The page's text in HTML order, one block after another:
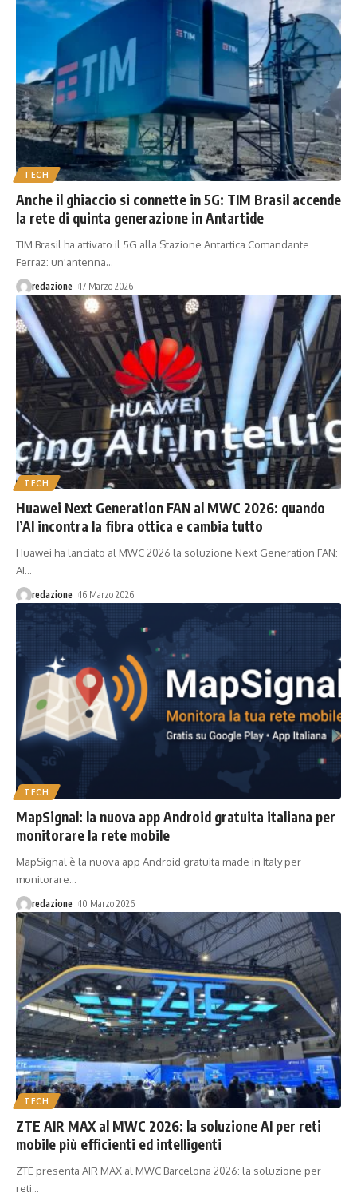
TECH
Anche il ghiaccio si connette in 5G: TIM Brasil accende
la rete di quinta generazione in Antartide
TIM Brasil ha attivato il 5G alla Stazione Antartica Comandante
Ferraz: un'antenna…
redazione 17 Marzo 2026
TECH
Huawei Next Generation FAN al MWC 2026: quando
l’AI incontra la fibra ottica e cambia tutto
Huawei ha lanciato al MWC 2026 la soluzione Next Generation FAN:
AI…
redazione 16 Marzo 2026
TECH
MapSignal: la nuova app Android gratuita italiana per
monitorare la rete mobile
MapSignal è la nuova app Android gratuita made in Italy per
monitorare…
redazione 10 Marzo 2026
TECH
ZTE AIR MAX al MWC 2026: la soluzione AI per reti
mobile più efficienti ed intelligenti
ZTE presenta AIR MAX al MWC Barcelona 2026: la soluzione per
reti…